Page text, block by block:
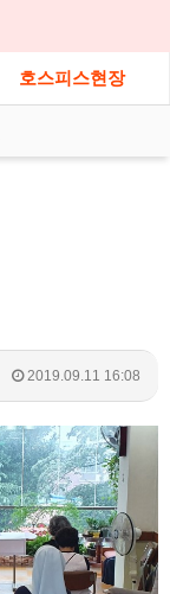
호스피스현장
2019.09.11 16:08